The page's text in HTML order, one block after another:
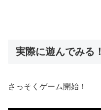
実際に遊んでみる！
さっそくゲーム開始！